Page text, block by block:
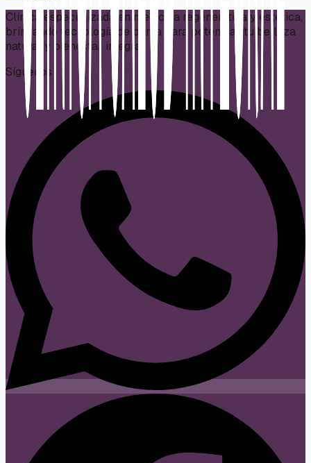
Clínica especializada en medicina regenerativa y estética,
brindando tecnología de punta para potenciar tu belleza
natural y bienestar integral.
Síguenos